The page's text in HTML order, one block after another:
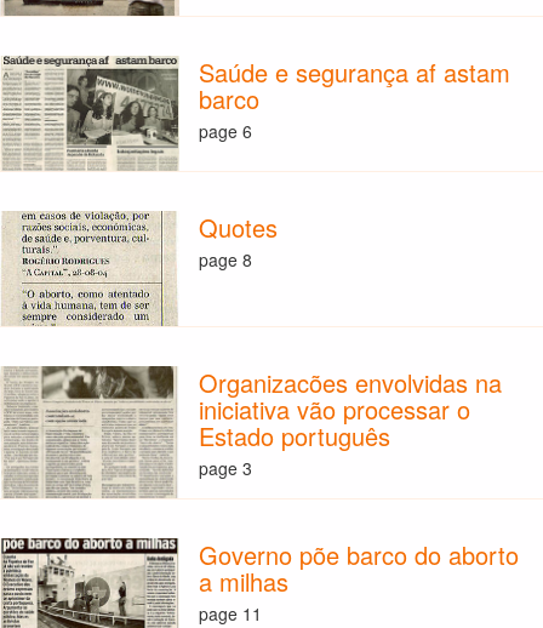
Saúde e segurança af astam
barco
page 6
Quotes
page 8
Organizacões envolvidas na
iniciativa vão processar o
Estado português
page 3
Governo põe barco do aborto
a milhas
page 11